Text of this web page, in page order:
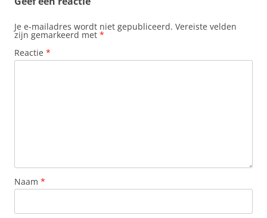
Je e-mailadres wordt niet gepubliceerd. Vereiste velden
zijn gemarkeerd met *
Reactie *
Naam *